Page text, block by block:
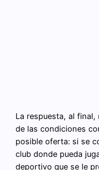
La respuesta, al final,
de las condiciones
posible oferta: si se
club donde pueda
deportivo que se le